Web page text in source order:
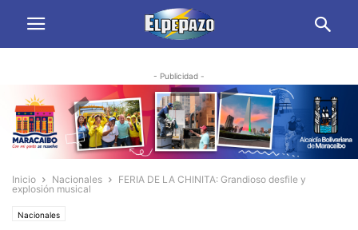
- Publicidad -
Inicio Nacionales
FERIA DE LA CHINITA: Grandioso desfile y
explosión musical
Nacionales